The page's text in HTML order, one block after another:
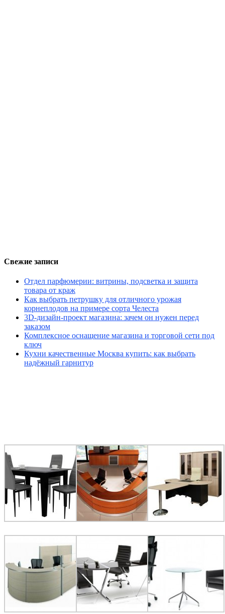
Свежие записи
Отдел парфюмерии: витрины, подсветка и защита
товара от краж
Как выбрать петрушку для отличного урожая
корнеплодов на примере сорта Челеста
3D-дизайн-проект магазина: зачем он нужен перед
заказом
Комплексное оснащение магазина и торговой сети под
ключ
Кухни качественные Москва купить: как выбрать
надёжный гарнитур